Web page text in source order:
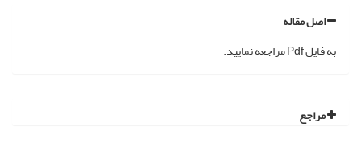
اصل مقاله
به فایل Pdf مراجعه نمایید.
مراجع